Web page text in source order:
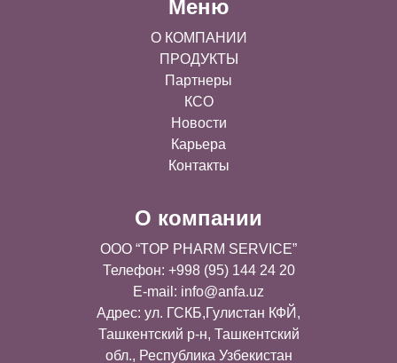
Меню
О КОМПАНИИ
ПРОДУКТЫ
Партнеры
КСО
Новости
Карьера
Контакты
О компании
OOO “TOP PHARM SERVICE”
Телефон: +998 (95) 144 24 20
E-mail: info@anfa.uz
Адрес: ул. ГСКБ,Гулистан КФЙ,
Ташкентский р-н, Ташкентский
обл., Республика Узбекистан